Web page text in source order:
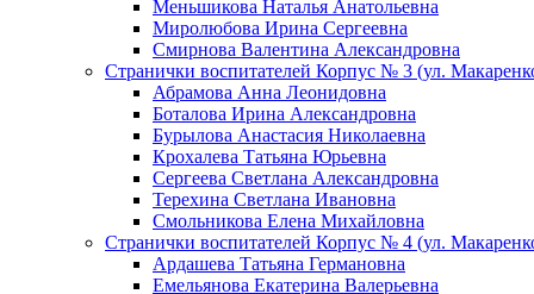
Меньшикова Наталья Анатольевна
Миролюбова Ирина Сергеевна
Смирнова Валентина Александровна
Странички воспитателей Корпус № 3 (ул.
Абрамова Анна Леонидовна
Боталова Ирина Александровна
Бурылова Анастасия Николаевна
Крохалева Татьяна Юрьевна
Сергеева Светлана Александровна
Терехина Светлана Ивановна
Смольникова Елена Михайловна
Странички воспитателей Корпус № 4 (ул.
Ардашева Татьяна Германовна
Емельянова Екатерина Валерьевна